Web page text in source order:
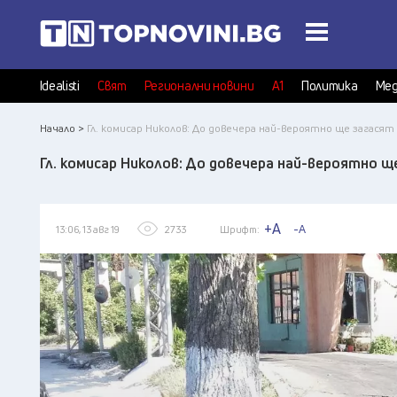
Idealisti Свят Регионални новини А1 Политика
Начало > Гл. комисар Николов: До довечера най-вероятно ще загасят
Гл. комисар Николов: До довечера най-вероятно
13:06, 13 авг 19 2733 Шрифт: +A -A